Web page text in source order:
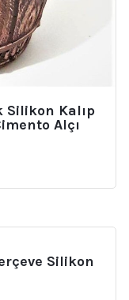
Silikon Kalıp
Alçı
Silikon